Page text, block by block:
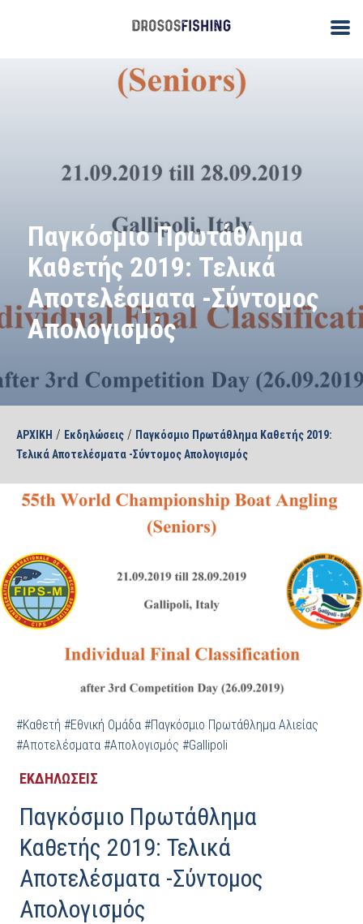
Παγκόσμιο Πρωτάθλημα
Καθετής 2019: Τελικά
Αποτελέσματα -Σύντομος
Απολογισμός
ΑΡΧΙΚΗ / Εκδηλώσεις / Παγκόσμιο Πρωτάθλημα Καθετής 2019:
Τελικά Αποτελέσματα -Σύντομος Απολογισμός
#Καθετή #Εθνική Ομάδα #Παγκόσμιο Πρωτάθλημα Αλιείας
#Αποτελέσματα #Απολογισμός #Gallipoli
ΕΚΔΗΛΩΣΕΙΣ
Παγκόσμιο Πρωτάθλημα
Καθετής 2019: Τελικά
Αποτελέσματα -Σύντομος
Απολογισμός